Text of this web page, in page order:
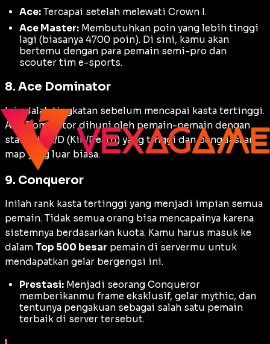
Ace: Tercapai setelah melewati Crown I.
Ace Master: Membutuhkan poin yang lebih tinggi
lagi (biasanya 4700 poin). Di sini, kamu akan
bertemu dengan para pemain semi-pro dan
scouter tim e-sports.
8. Ace Dominator
Ini adalah tingkatan sebelum mencapai kasta tertinggi.
Ace Dominator dihuni oleh pemain-pemain dengan
statistik K/D (Kill/Death) yang tinggi dan penguasaan
mapyang luar biasa.
9. Conqueror
Inilah rank kasta tertinggi yang menjadi impian semua
pemain. Tidak semua orang bisa mencapainya karena
sistemnya berdasarkan kuota. Kamu harus masuk ke
dalam Top 500 besar pemain di servermu untuk
mendapatkan gelar bergengsi ini.
Prestasi: Menjadi seorang Conqueror
memberikanmu frame eksklusif, gelar mythic, dan
tentunya pengakuan sebagai salah satu pemain
terbaik di server tersebut.